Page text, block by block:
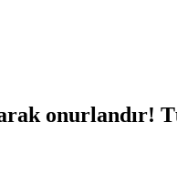
onurlandır!